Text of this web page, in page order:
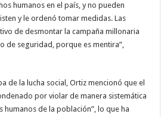
humanos en el país, y no pueden
y le ordenó tomar medidas. Las
de desmontar la campaña millonaria
de seguridad, porque es mentira”,
de la lucha social, Ortiz mencionó que el
por violar de manera sistemática
humanos de la población”, lo que ha